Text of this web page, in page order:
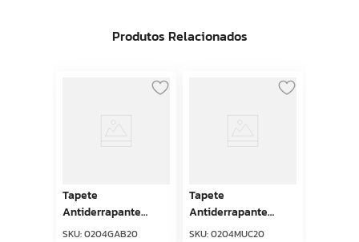
Produtos Relacionados
Tapete
Antiderrapante
Tropical 43cm x
SKU:0204GAB20
Tapete
Antiderrapante
Tropical 43cm x
SKU:0204MUC20